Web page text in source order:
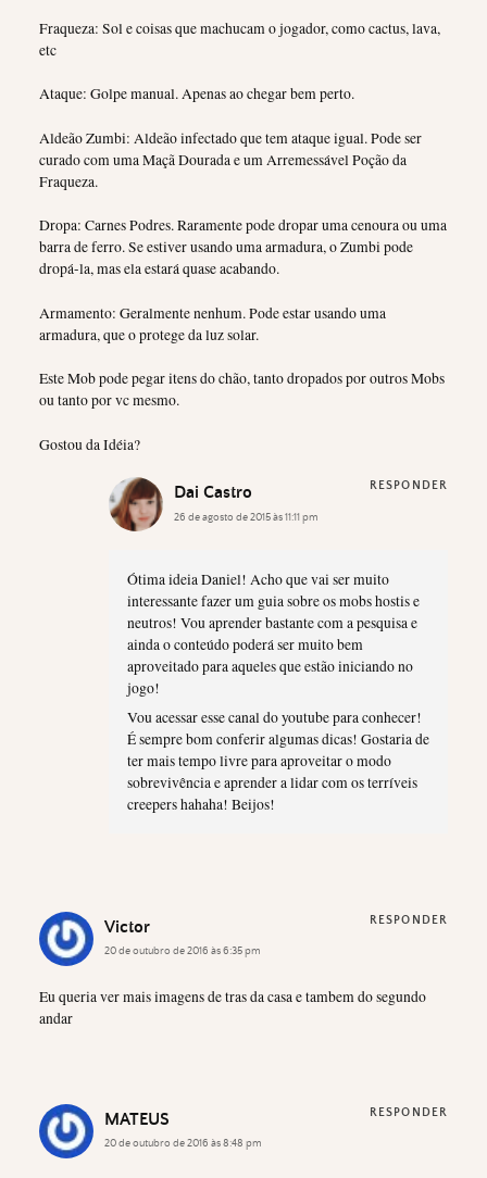
Fraqueza: Sol e coisas que machucam o jogador, como cactus, lava,
etc
Ataque: Golpe manual. Apenas ao chegar bem perto.
Aldeão Zumbi: Aldeão infectado que tem ataque igual. Pode ser
curado com uma Maçã Dourada e um Arremessável Poção da
Fraqueza.
Dropa: Carnes Podres. Raramente pode dropar uma cenoura ou uma
barra de ferro. Se estiver usando uma armadura, o Zumbi pode
dropá-la, mas ela estará quase acabando.
Armamento: Geralmente nenhum. Pode estar usando uma
armadura, que o protege da luz solar.
Este Mob pode pegar itens do chão, tanto dropados por outros Mobs
ou tanto por vc mesmo.
Gostou da Idéia?
Dai Castro
26 de agosto de 2015 às 11:11 pm
Ótima ideia Daniel! Acho que vai ser muito
interessante fazer um guia sobre os mobs hostis e
neutros! Vou aprender bastante com a pesquisa e
ainda o conteúdo poderá ser muito bem
aproveitado para aqueles que estão iniciando no
jogo!
Vou acessar esse canal do youtube para conhecer!
É sempre bom conferir algumas dicas! Gostaria de
ter mais tempo livre para aproveitar o modo
sobrevivência e aprender a lidar com os terríveis
creepers hahaha! Beijos!
RESPONDER
Victor
20 de outubro de 2016 às 6:35 pm
Eu queria ver mais imagens de tras da casa e tambem do segundo
andar
RESPONDER
MATEUS
20 de outubro de 2016 às 8:48 pm
RESPONDER